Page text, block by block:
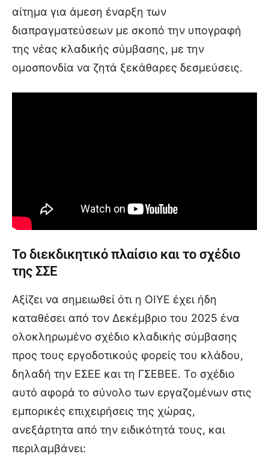
αίτημα για άμεση έναρξη των
διαπραγματεύσεων με σκοπό την υπογραφή
της νέας κλαδικής σύμβασης, με την
ομοσπονδία να ζητά ξεκάθαρες δεσμεύσεις.
Το διεκδικητικό πλαίσιο και το σχέδιο
της ΣΣΕ
Αξίζει να σημειωθεί ότι η ΟΙΥΕ έχει ήδη
καταθέσει από τον Δεκέμβριο του 2025 ένα
ολοκληρωμένο σχέδιο κλαδικής σύμβασης
προς τους εργοδοτικούς φορείς του κλάδου,
δηλαδή την ΕΣΕΕ και τη ΓΣΕΒΕΕ. Το σχέδιο
αυτό αφορά το σύνολο των εργαζομένων στις
εμπορικές επιχειρήσεις της χώρας,
ανεξάρτητα από την ειδικότητά τους, και
περιλαμβάνει: